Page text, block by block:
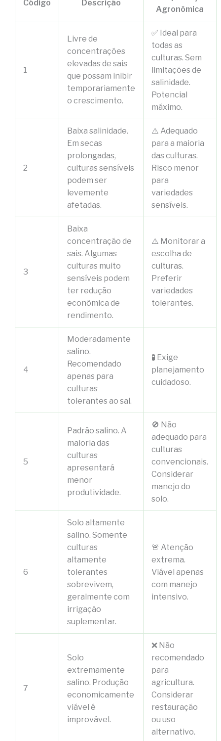
Código Descrição
Agronômica
1
Livre de
concentrações
elevadas de sais
que possam inibir
temporariamente
o crescimento.
✅ Ideal para
todas as
culturas. Sem
limitações de
salinidade.
Potencial
máximo.
2
Baixa salinidade.
Em secas
prolongadas,
culturas sensíveis
podem ser
levemente
afetadas.
⚠️ Adequado
para a maioria
das culturas.
Risco menor
para
variedades
sensíveis.
3
Baixa
concentração de
sais. Algumas
culturas muito
sensíveis podem
ter redução
econômica de
rendimento.
⚠️ Monitorar a
escolha de
culturas.
Preferir
variedades
tolerantes.
4
Moderadamente
salino.
Recomendado
apenas para
culturas
tolerantes ao sal.
🧪 Exige
planejamento
cuidadoso.
5
Padrão salino. A
maioria das
culturas
apresentará
menor
produtividade.
🚫 Não
adequado para
culturas
convencionais.
Considerar
manejo do
solo.
6
Solo altamente
salino. Somente
culturas
altamente
tolerantes
sobrevivem,
geralmente com
irrigação
suplementar.
🚨 Atenção
extrema.
Viável apenas
com manejo
intensivo.
7
Solo
extremamente
salino. Produção
economicamente
viável é
improvável.
❌ Não
recomendado
para
agricultura.
Considerar
restauração
ou uso
alternativo.